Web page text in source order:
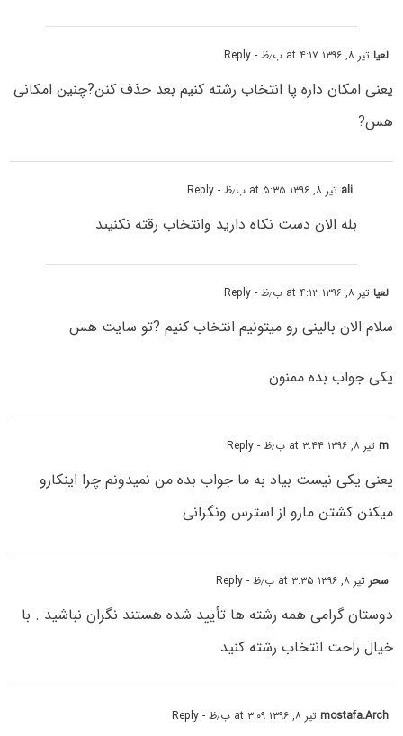
لعیاتیر ۸, ۱۳۹۶ at ۴:۱۷ ب٫ظ - Reply
یعنی امکان داره پا انتخاب رشته کنیم بعد حذف کنن?چنین امکانی
هس?
ali تیر ۸, ۱۳۹۶ at ۵:۳۵ ب٫ظ - Reply
بله الان دست نکاه دارید وانتخاب رقته نکنیىد
لعیاتیر ۸, ۱۳۹۶ at ۴:۱۳ ب٫ظ - Reply
سلام الان بالینی رو میتونیم انتخاب کنیم ?تو سایت هس
یکی جواب بده ممنون
mتیر ۸, ۱۳۹۶ at ۳:۴۴ ب٫ظ - Reply
یعنی یکی نیست بیاد به ما جواب بده من نمیدونم چرا اینکارو
میکنن کشتن مارو از استرس ونگرانی
سحرتیر ۸, ۱۳۹۶ at ۳:۳۵ ب٫ظ - Reply
دوستان گرامی همه رشته ها تأیید شده هستند نگران نباشید . با
خیال راحت انتخاب رشته کنید
mostafa.Archتیر ۸, ۱۳۹۶ at ۳:۰۹ ب٫ظ - Reply